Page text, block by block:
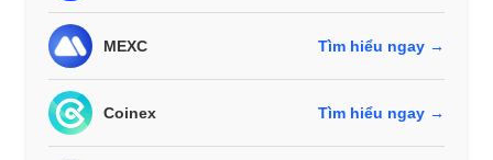
MEXC Tìm hiểu ngay →
Coinex Tìm hiểu ngay →